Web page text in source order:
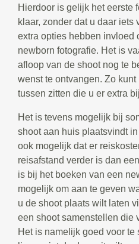
Hierdoor is gelijk het eerste
klaar, zonder dat u daar iets
extra opties hebben invloed
newborn fotografie. Het is
afloop van de shoot nog te
wenst te ontvangen. Zo kunt
tussen zitten die u er extra
Het is tevens mogelijk bij
shoot aan huis plaatsvindt
ook mogelijk dat er
reisafstand verder is dan
is bij het boeken van een
mogelijk om aan te geven
u de shoot plaats wilt laten
een shoot samenstellen die
Het is namelijk goed voor